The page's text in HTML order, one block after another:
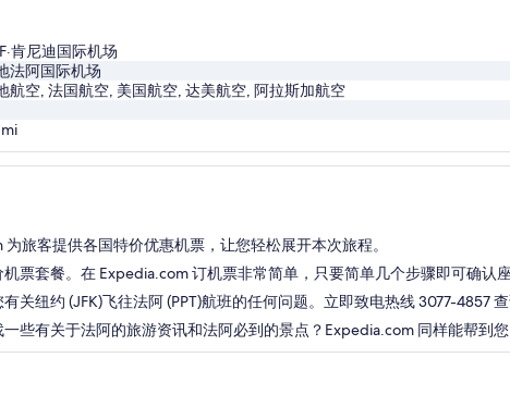
肯尼迪国际机场
法阿国际机场
航空, 法国航空, 美国航空, 达美航空, 阿拉斯加航空
mi
旅客提供各国特价优惠机票，让您轻松展开本次旅程。
票套餐。在 Expedia.com 订机票非常简单，只要简单几个步骤即可确认
纽约 (JFK)飞往法阿 (PPT)航班的任何问题。立即致电热线 3077-4857
些有关于法阿的旅游资讯和法阿必到的景点？Expedia.com 同样能帮到您